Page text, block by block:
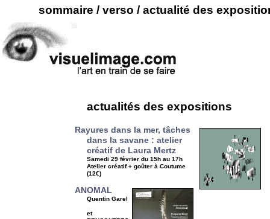
sommaire / verso / actualité des
actualités des expositions
Rayures dans la mer, tâches
dans la savane : atelier
créatif de Laura Mertz
Samedi 29 février du 15h au 17h
Atelier créatif + goûter à Coutume
(12€)
ANOMAL
Quentin Garel
et